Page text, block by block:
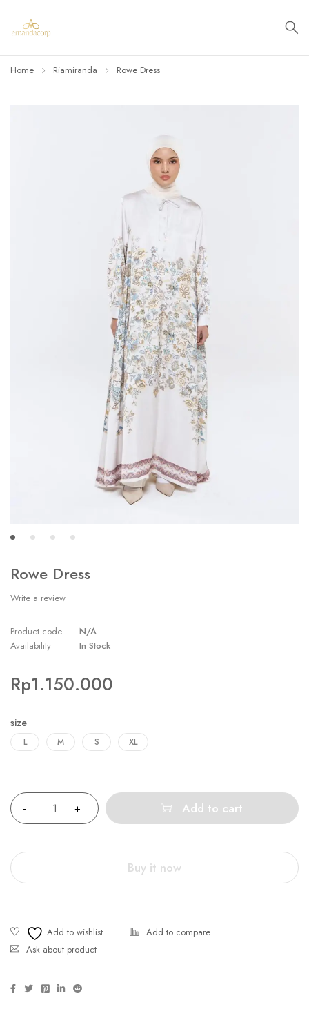
Home Riamiranda Rowe Dress
Rowe Dress
Write a review
Product code
N/A
Availability
In Stock
Rp1.150.000
size
L M S XL
Add to cart
Buy it now
Ask about product